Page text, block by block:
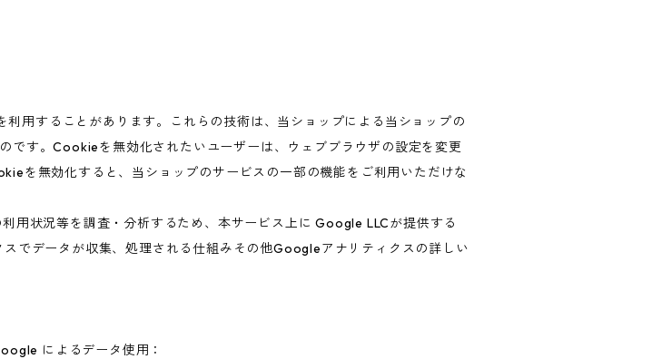
用することがあります。これらの技術は、当ショップによる当ショップの
です。Cookieを無効化されたいユーザーは、ウェブブラウザの設定を変更
を無効化すると、当ショップのサービスの一部の機能をご利用いただけな
用状況等を調査・分析するため、本サービス上に Google LLCが提供する
でデータが収集、処理される仕組みその他Googleアナリティクスの詳しい
によるデータ使用：